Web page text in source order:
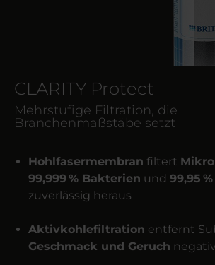
CLARITY Protect
Mehrstufige Filtration, die
Branchenmaßstäbe setzt
Hohlfasermembran filtert
99,999 % Bakterien und 99,95
zuverlässig heraus
Aktivkohlefiltration entfernt
Geschmack und Geruch